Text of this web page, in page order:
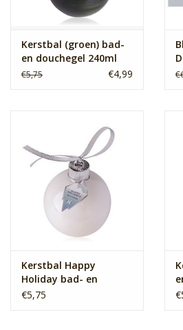
Kerstbal (groen) bad-
en douchegel 240ml
€5,75 €4,99
Kerstbal Happy
Holiday bad- en
douchegel 240 ml
€5,75